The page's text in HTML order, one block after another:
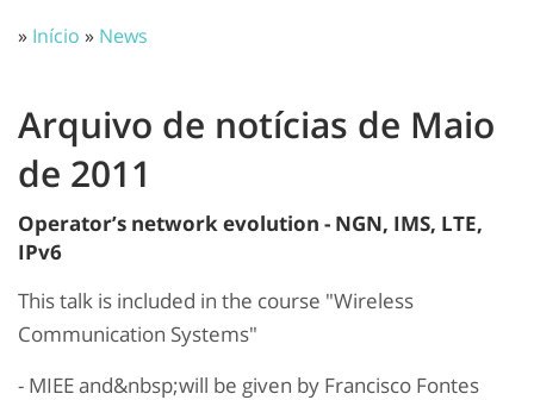
» Início » News
Arquivo de notícias de Maio
de 2011
Operator’s network evolution - NGN, IMS, LTE,
IPv6
This talk is included in the course "Wireless
Communication Systems"
- MIEE and&nbsp;will be given by Francisco Fontes